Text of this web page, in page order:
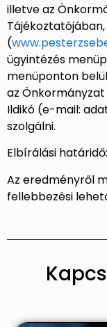
illetve az
(
ügyintézés
menüponton
az
Ildikó (e-mail:
szolgálni.
Elbírálási
Az eredményről
fellebbezési